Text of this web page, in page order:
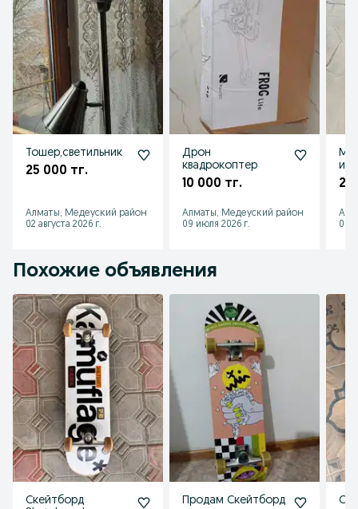
Тошер,светильник
25 000 тг.
Алматы, Медеуский район
02 августа 2026 г.
Дрон
квадрокоптер
10 000 тг.
Алматы, Медеуский район
09 июля 2026 г.
20
09
Похожие объявления
Скейтборд
Продам Скейтборд